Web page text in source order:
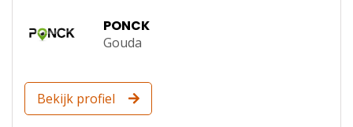
PONCK
Gouda
Bekijk profiel